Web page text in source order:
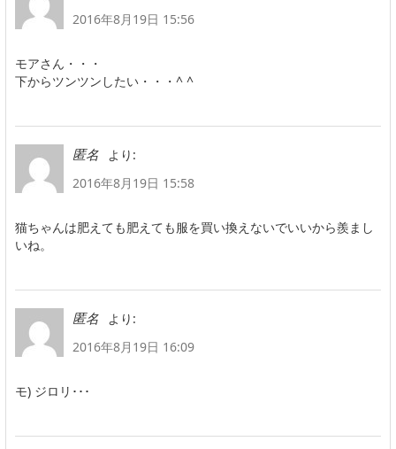
2016年8月19日 15:56
モアさん・・・
下からツンツンしたい・・・^ ^
匿名
より:
2016年8月19日 15:58
猫ちゃんは肥えても肥えても服を買い換えないでいいから羨まし
いね。
匿名
より:
2016年8月19日 16:09
モ) ジロリ･･･